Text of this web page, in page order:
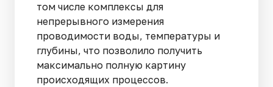
том числе комплексы для
непрерывного измерения
проводимости воды, температуры и
глубины, что позволило получить
максимально полную картину
происходящих процессов.